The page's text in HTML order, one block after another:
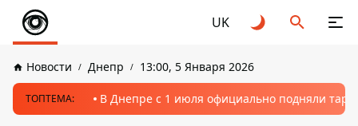
UK
Новости Днепр 13:00, 5 Января 2026
ТОПТЕМА: В Днепре с 1 июля официально подняли